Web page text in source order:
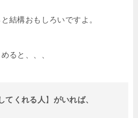
結構おもしろいですよ。
ると、、、
てくれる人 】 がいれば、